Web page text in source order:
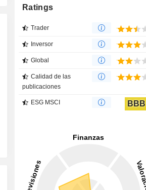
Ratings
Trader
Inversor
Global
Calidad de las
publicaciones
ESG MSCI BBB